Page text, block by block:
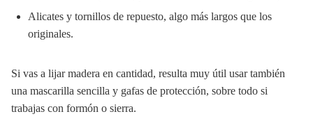
Alicates y tornillos de repuesto, algo más largos que los
originales.
Si vas a lijar madera en cantidad, resulta muy útil usar también
una mascarilla sencilla y gafas de protección, sobre todo si
trabajas con formón o sierra.